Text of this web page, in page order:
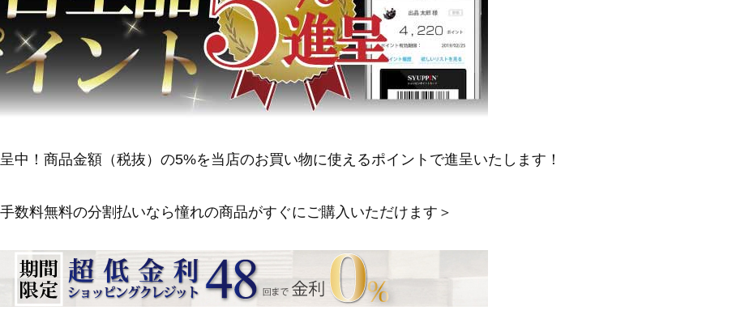
中！商品金額（税抜）の5%を当店のお買い物に使えるポイントで進呈いたします！
数料無料の分割払いなら憧れの商品がすぐにご購入いただけます＞